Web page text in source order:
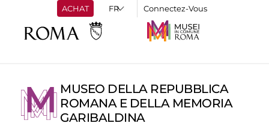
ACHAT Connectez-Vous
MUSEO DELLA REPUBBLICA
ROMANA E DELLA MEMORIA
GARIBALDINA